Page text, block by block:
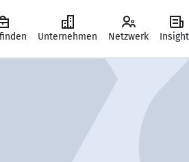
Unternehmen Netzwerk